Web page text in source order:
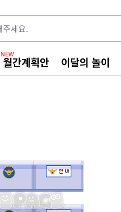
NEW
월간계획안 이달의 놀이